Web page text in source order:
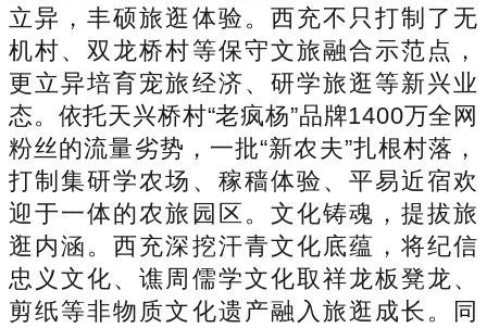
立异，丰硕旅逛体验。西充不只打制了无
机村、双龙桥村等保守文旅融合示范点，
更立异培育宠旅经济、研学旅逛等新兴业
态。依托天兴桥村“老疯杨”品牌1400万全网
粉丝的流量劣势，一批“新农夫”扎根村落，
打制集研学农场、稼穑体验、平易近宿欢
迎于一体的农旅园区。文化铸魂，提拔旅
逛内涵。西充深挖汗青文化底蕴，将纪信
忠义文化、谯周儒学文化取祥龙板凳龙、
剪纸等非物质文化遗产融入旅逛成长。同